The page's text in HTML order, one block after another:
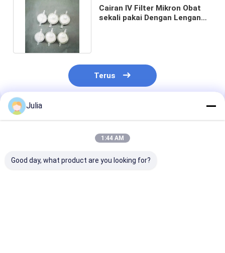
Cairan IV Filter Mikron Obat
sekali pakai Dengan Lengan
Terus
Rekomendasi Produk
Julia
1:44 AM
Good day, what product are you looking for?